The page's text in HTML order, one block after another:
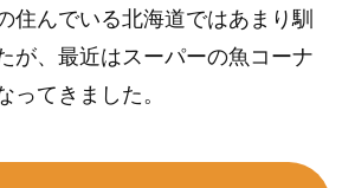
住んでいる北海道ではあまり馴
が、最近はスーパーの魚コーナ
ってきました。